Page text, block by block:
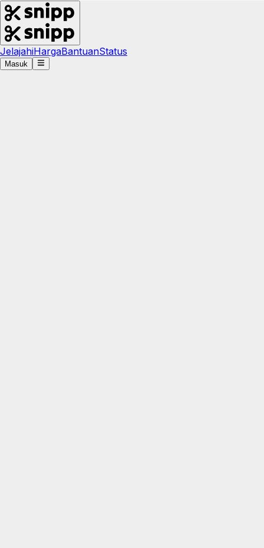
JelajahiHargaBantuanStatus
Masuk